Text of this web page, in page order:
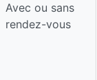
Avec ou sans
rendez-vous